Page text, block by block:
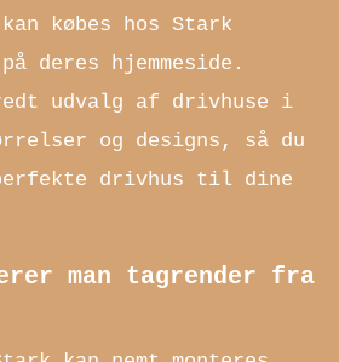
købes hos Stark
deres hjemmeside.
udvalg af drivhuse i
og designs, så du
drivhus til dine
man tagrender fra